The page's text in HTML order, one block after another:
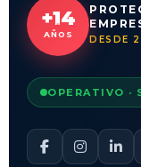
+14
AÑOS DESDE
OPERATIVO ·